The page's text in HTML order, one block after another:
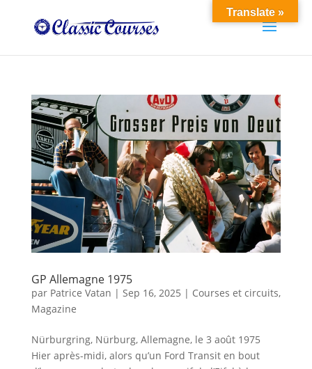
GP Allemagne 1975
par Patrice Vatan | Sep 16, 2025 | Courses et circuits,
Magazine
Nürburgring, Nürburg, Allemagne, le 3 août 1975
Hier après-midi, alors qu’un Ford Transit en bout
Translate »